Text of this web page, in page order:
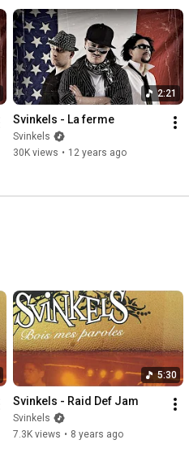
2:21
Svinkels - La ferme
Svinkels
30K views • 12 years ago
5:30
Svinkels - Raid Def Jam
Svinkels
7.3K views • 8 years ago